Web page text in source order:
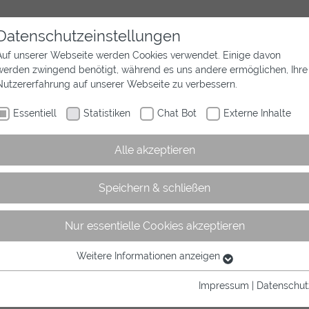
Aktuelles Wir sind Westfalen
unserer Webseite werden Cookies verwendet. Einige davon
zwingend benötigt, während es uns andere ermöglichen, Ihre
auf unserer Webseite zu verbessern.
Essentiell Statistiken Chat Bot Externe Inhalte
Alle akzeptieren
Speichern & schließen
Nur essentielle Cookies akzeptieren
Essentielle Cookies werden für grundlegende Funktionen der
Weitere Informationen anzeigen
Impressum